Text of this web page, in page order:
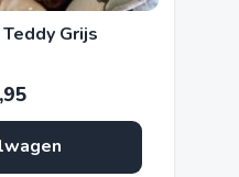
Grijs